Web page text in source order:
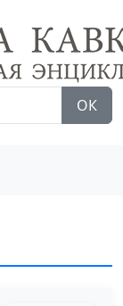
ОК